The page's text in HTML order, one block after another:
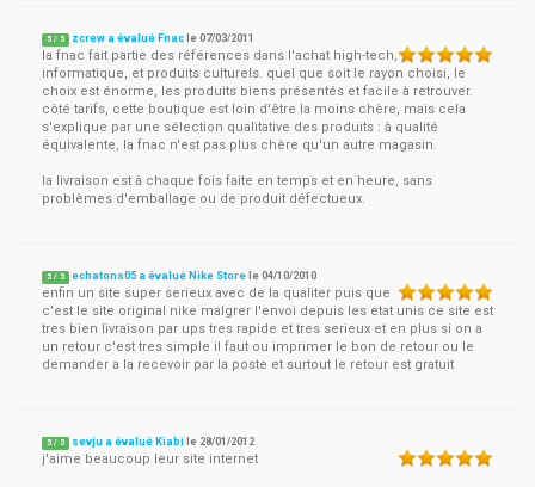
5 / 5 zcrew a évalué Fnac le07/03/2011
la fnac fait partie des références dans l'achat high-tech,
informatique, et produits culturels. quel que soit le rayon choisi, le
choix est énorme, les produits biens présentés et facile à retrouver.
côté tarifs, cette boutique est loin d'être la moins chère, mais cela
s'explique par une sélection qualitative des produits : à qualité
équivalente, la fnac n'est pas plus chère qu'un autre magasin.
la livraison est à chaque fois faite en temps et en heure, sans
problèmes d'emballage ou de produit défectueux.
5 / 5 echatons05 a évalué Nike Store le04/10/2010
enfin un site super serieux avec de la qualiter puis que
c'est le site original nike malgrer l'envoi depuis les etat unis ce site est
tres bien livraison par ups tres rapide et tres serieux et en plus si on a
un retour c'est tres simple il faut ou imprimer le bon de retour ou le
demander a la recevoir par la poste et surtout le retour est gratuit
5 / 5 sevju a évalué Kiabi le 28/01/2012
j'aime beaucoup leur site internet